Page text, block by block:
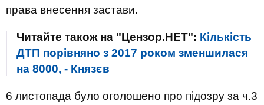
права внесення застави.
Читайте також на "Цензор.НЕТ": Кількість
ДТП порівняно з 2017 роком зменшилася
на 8000, - Князєв
6 листопада було оголошено про підозру за ч.3